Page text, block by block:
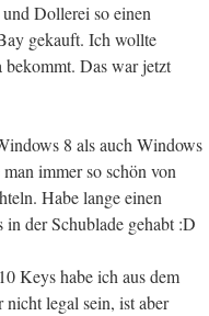
Dollerei so einen
gekauft. Ich wollte
bekommt. Das war jetzt
8 als auch Windows
immer so schön von
Habe lange einen
in der Schublade gehabt :D
Keys habe ich aus dem
legal sein, ist aber